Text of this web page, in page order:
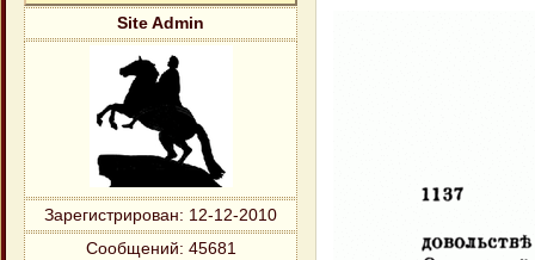
Site Admin
Зарегистрирован: 12-12-2010
Сообщений: 45681